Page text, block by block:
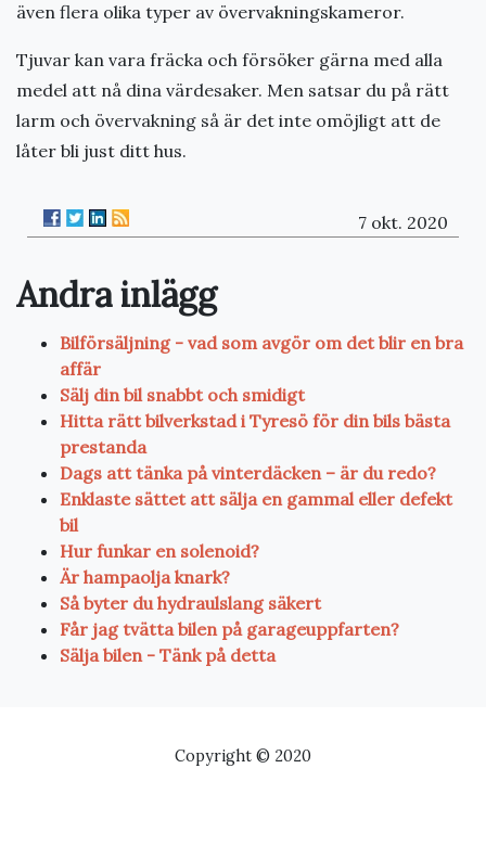
även flera olika typer av övervakningskameror.
Tjuvar kan vara fräcka och försöker gärna med alla
medel att nå dina värdesaker. Men satsar du på rätt
larm och övervakning så är det inte omöjligt att de
låter bli just ditt hus.
7 okt. 2020
Andra inlägg
Bilförsäljning - vad som avgör om det blir en bra
affär
Sälj din bil snabbt och smidigt
Hitta rätt bilverkstad i Tyresö för din bils bästa
prestanda
Dags att tänka på vinterdäcken – är du redo?
Enklaste sättet att sälja en gammal eller defekt
bil
Hur funkar en solenoid?
Är hampaolja knark?
Så byter du hydraulslang säkert
Får jag tvätta bilen på garageuppfarten?
Sälja bilen - Tänk på detta
Copyright © 2020